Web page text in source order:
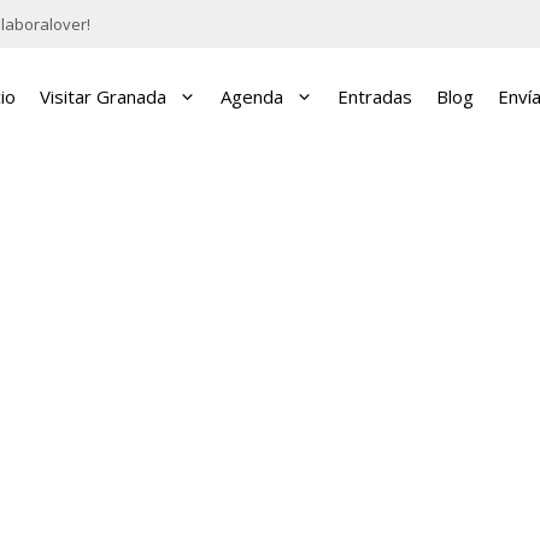
Visitar Granada Agenda Entradas Blog